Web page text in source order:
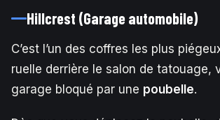
Hillcrest (Garage automobile)
C’est l’un des coffres les plus
ruelle derrière le salon de tatouage,
garage bloqué par une poubelle.